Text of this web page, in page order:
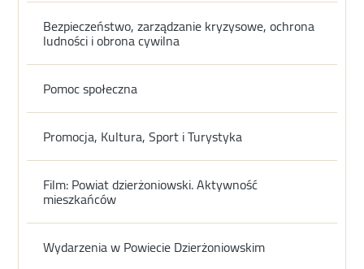
Bezpieczeństwo, zarządzanie kryzysowe, ochrona
ludności i obrona cywilna
Pomoc społeczna
Promocja, Kultura, Sport i Turystyka
Film: Powiat dzierżoniowski. Aktywność
mieszkańców
Wydarzenia w Powiecie Dzierżoniowskim